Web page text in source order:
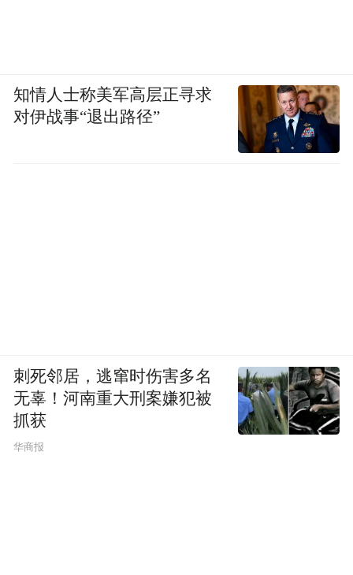
知情人士称美军高层正寻求
对伊战事“退出路径”
刺死邻居，逃窜时伤害多名
无辜！河南重大刑案嫌犯被
抓获
华商报